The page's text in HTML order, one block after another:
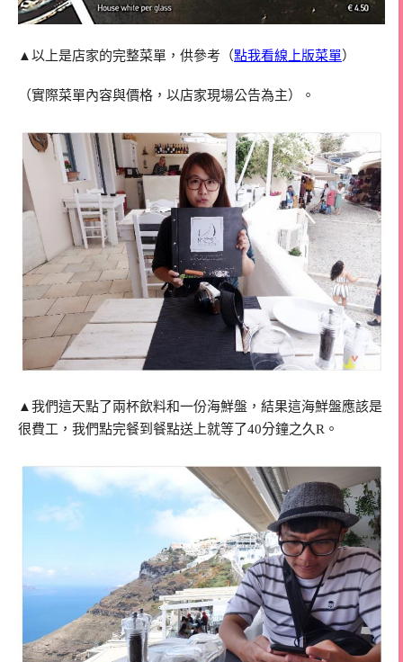
▲以上是店家的完整菜單，供參考（點我看線上版菜單）
（實際菜單內容與價格，以店家現場公告為主）。
▲我們這天點了兩杯飲料和一份海鮮盤，結果這海鮮盤應該是
很費工，我們點完餐到餐點送上就等了40分鐘之久R。